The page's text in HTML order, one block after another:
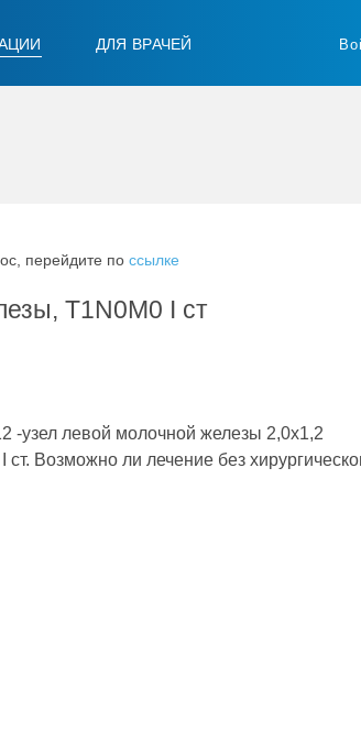
ДЛЯ ВРАЧЕЙ
перейдите по ссылке
T1N0M0 I ст
-узел левой молочной железы 2,0х1,2
Возможно ли лечение без